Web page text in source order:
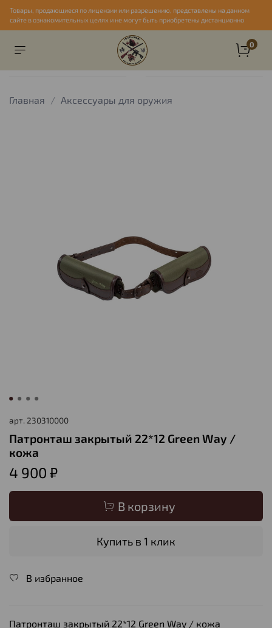
Товары, продающиеся по лицензии или разрешению, представлены на данном
сайте в ознакомительных целях и не могут быть приобретены дистанционно
0
Главная Аксессуары для оружия
арт. 230310000
Патронташ закрытый 22*12 Green Way /
кожа
4 900 ₽
В корзину
Купить в 1 клик
В избранное
Патронташ закрытый 22*12 Green Way / кожа